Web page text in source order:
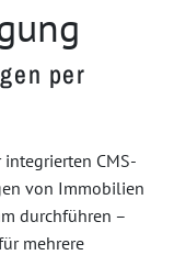
per
CMS-
von Immobilien
durchführen –
mehrere